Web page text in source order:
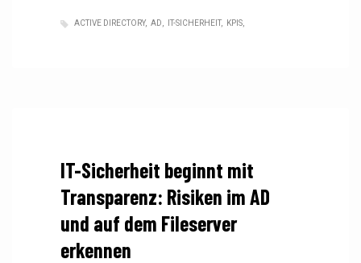
ACTIVE DIRECTORY AD IT-SICHERHEIT KPIS
IT-Sicherheit beginnt mit
Transparenz: Risiken im AD
und auf dem Fileserver
erkennen